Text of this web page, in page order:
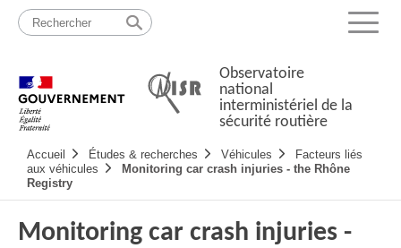
Passer
contenu
Menu
Observatoire
national
interministériel de la
sécurité routière
principale
Accueil Études & recherches Véhicules
Facteurs liés
aux véhicules
Monitoring car crash injuries - the Rhône
Registry
Monitoring car crash injuries -